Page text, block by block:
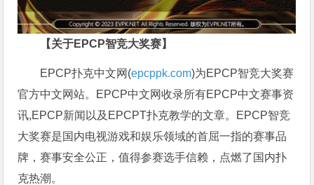
【关于EPCP智竞大奖赛】
EPCP扑克中文网(epcppk.com)为EPCP智竞大奖赛
官方中文网站。EPCP中文网收录所有EPCP中文赛事资
讯,EPCP新闻以及EPCPT扑克教学的文章。EPCP智竞
大奖赛是国内电视游戏和娱乐领域的首屈一指的赛事品
牌，赛事安全公正，值得参赛选手信赖，点燃了国内扑
克热潮。